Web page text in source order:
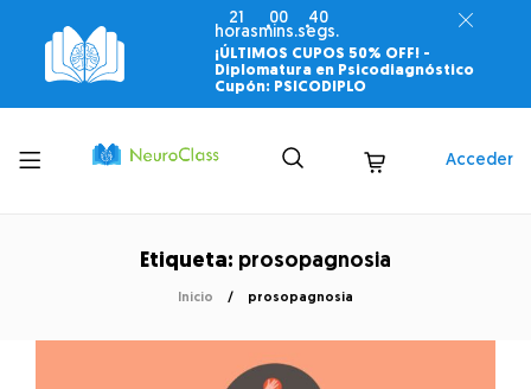
21
horas
00
mins.
40
segs.
¡ÚLTIMOS CUPOS 50% OFF! -
Diplomatura en Psicodiagnóstico
Cupón: PSICODIPLO
Toggle
menu
Acceder
Etiqueta: prosopagnosia
Inicio prosopagnosia